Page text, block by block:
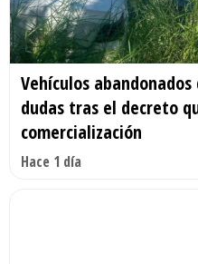
Vehículos
dudas tras el decreto
comercialización
Hace 1 día